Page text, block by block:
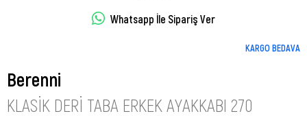
Whatsapp İle Sipariş Ver
KARGO BEDAVA
Berenni
KLASIK DERI TABA ERKEK AYAKKABI 270